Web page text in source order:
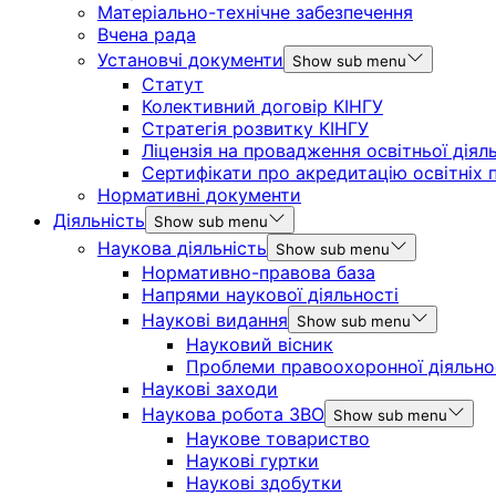
Матеріально-технічне забезпечення
Вчена рада
Установчі документи
Show sub menu
Статут
Колективний договір КІНГУ
Стратегія розвитку КІНГУ
Ліцензія на провадження освітньої
Сертифікати про акредитацію освітніх
Нормативні документи
Діяльність
Show sub menu
Наукова діяльність Show sub menu
Нормативно-правова база
Напрями наукової діяльності
Наукові видання
Show sub menu
Науковий вісник
Проблеми правоохоронної
Наукові заходи
Наукова робота ЗВО Show sub menu
Наукове товариство
Наукові гуртки
Наукові здобутки